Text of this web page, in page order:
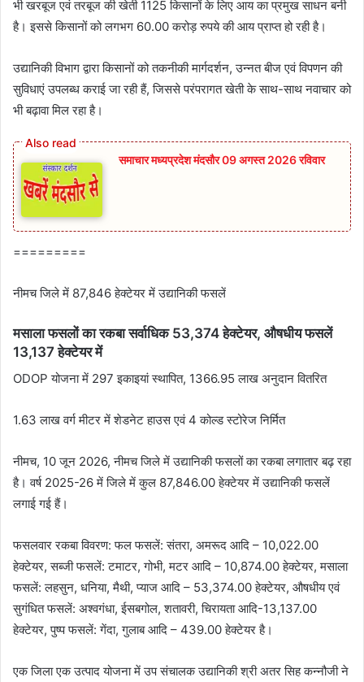
भी खरबूज एवं तरबूज की खेती 1125 किसानों के लिए आय का प्रमुख साधन बनी
है। इससे किसानों को लगभग 60.00 करोड़ रुपये की आय प्राप्त हो रही है।
उद्यानिकी विभाग द्वारा किसानों को तकनीकी मार्गदर्शन, उन्नत बीज एवं विपणन की
सुविधाएं उपलब्ध कराई जा रही हैं, जिससे परंपरागत खेती के साथ-साथ नवाचार को
भी बढ़ावा मिल रहा है।
समाचार मध्यप्रदेश मंदसौर 09 अगस्त 2026 रविवार
=========
नीमच जिले में 87,846 हेक्टेयर में उद्यानिकी फसलें
मसाला फसलों का रकबा सर्वाधिक 53,374 हेक्टेयर, औषधीय फसलें
13,137 हेक्टेयर में
ODOP योजना में 297 इकाइयां स्थापित, 1366.95 लाख अनुदान वितरित
1.63 लाख वर्ग मीटर में शेडनेट हाउस एवं 4 कोल्ड स्टोरेज निर्मित
नीमच, 10 जून 2026, नीमच जिले में उद्यानिकी फसलों का रकबा लगातार बढ़ रहा
है। वर्ष 2025-26 में जिले में कुल 87,846.00 हेक्टेयर में उद्यानिकी फसलें
लगाई गई हैं।
फसलवार रकबा विवरण: फल फसलें: संतरा, अमरूद आदि – 10,022.00
हेक्टेयर, सब्जी फसलें: टमाटर, गोभी, मटर आदि – 10,874.00 हेक्टेयर, मसाला
फसलें: लहसुन, धनिया, मैथी, प्याज आदि – 53,374.00 हेक्टेयर, औषधीय एवं
सुगंधित फसलें: अश्वगंधा, ईसबगोल, शतावरी, चिरायता आदि-13,137.00
हेक्टेयर, पुष्प फसलें: गेंदा, गुलाब आदि – 439.00 हेक्टेयर है।
एक जिला एक उत्पाद योजना में उप संचालक उद्यानिकी श्री अतर सिह कन्‍नौजी ने